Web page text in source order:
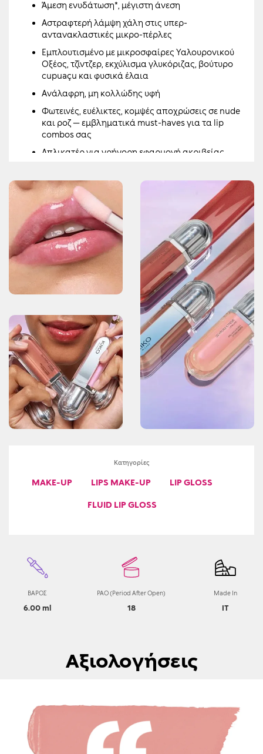
Άμεση ενυδάτωση*, μέγιστη άνεση
Αστραφτερή λάμψη χάλη στις υπερ-
αντανακλαστικές μικρο-πέρλες
Εμπλουτισμένο με μικροσφαίρες Υαλουρονικού
Οξέος, τζίντζερ, εκχύλισμα γλυκόριζας, βούτυρο
cupuaçu και φυσικά έλαια
Ανάλαφρη, μη κολλώδης υφή
Φωτεινές, ευέλικτες, κομψές αποχρώσεις σε nude
και ροζ — εμβληματικά must-haves για τα lip
combos σας
Απλικατέρ για γρήγορη εφαρμογή ακριβείας
ελέγχετε την εμφάνισή σας όποτε και όπου
θελήσετε
Μια ελαφριά αίσθηση μυρμηγκιάσματος μετά την
εφαρμογή θεωρείται φυσιολογική.
Δερματολογικά ελεγμένο
*Κλινικές και εργαστηριακές δοκιμές
Κατηγορίες
MAKE-UP LIPS MAKE-UP LIP GLOSS
FLUID LIP GLOSS
ΒΑΡΟΣ
6.00 ml
PAO (Period After Open)
18
Made In
IT
Αξιολογήσεις